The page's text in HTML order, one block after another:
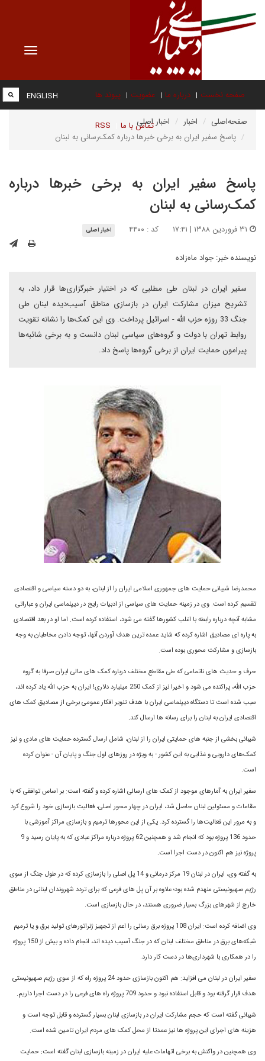
Toggle
صفحه نخست درباره ما عضویت پیوند ها
تماس با ما RSS
ENGLISH
صفحه‌اصلی اخبار
اخبار اصلی
پاسخ سفیر ایران به برخی خبرها درباره کمک‌رسانی به لبنان
پاسخ سفیر ایران به برخی خبرها درباره
کمک‌رسانی به لبنان
کد : ۴۴۰۰ اخبار اصلی
نویسنده خبر: جواد ماه‌زاده
سفير ايران در لبنان طی مطلبی که در اختیار خبرگزاری‌ها قرار داد، به
تشريح میزان مشارکت ايران در بازسازى مناطق آسيب‌ديده لبنان طی
جنگ 33 روزه حزب الله - اسرائیل پرداخت. وی این کمک‌ها را نشانه تقويت
روابط تهران با دولت و گروه‌هاى سياسى لبنان دانست و به برخی شائبه‌ها
پیرامون حمایت ایران از برخی گروه‌ها پاسخ داد.
محمدرضا شیبانی حمایت های جمهوری اسلامی ایران را از لبنان، به دو دسته سیاسی و اقتصادی
تقسیم کرده است. وی در زمینه حمایت های سیاسی از ادبیات رایج در دیپلماسی ایران و عباراتی
مشابه آنچه درباره رابطه با اغلب کشورها گفته می شود، استفاده کرده است. اما او در بعد اقتصادی
به پاره ای مصادیق اشاره کرده که شاید عمده ترین هدف آوردن آنها، توجه دادن مخاطبان به وجه
بازسازی و مشارکت محوری بوده است.
حرف و حدیث های ناتمامی که طی مقاطع مختلف درباره کمک های مالی ایران صرفا به گروه
حزب الله، پراکنده می شود و اخیرا نیز از کمک 250 میلیارد دلاری! ایران به حزب الله یاد کرده اند،
سبب شده است تا دستگاه دیپلماسی ایران با هدف تنویر افکار عمومی برخی از مصادیق کمک های
اقتصادی ایران به لبنان را برای رسانه ها ارسال کند.
شیبانی بخشی از جنبه های حمايتى ايران را از لبنان، شامل ارسال گسترده حمايت هاى مادى و نیز
کمک‌هاى دارويى و غذايى به این کشور - به ويژه در روزهاى اول جنگ و پايان آن - عنوان کرده
است.
سفير ايران به آمارهاى موجود از کمک‌ هاى ارسالی اشاره کرده و گفته است: بر اساس توافقى که با
مقامات و مسئولين لبنان حاصل شد، ايران در چهار محور اصلى، فعاليت بازسازى خود را شروع کرد
و به مرور اين فعاليت‌ها را گسترده کرد. يکى از اين محورها ترميم و بازسازى مراکز آموزشى با
حدود 136 پروژه بود که انجام شد و همچنين 62 پروژه درباره مراکز عبادى که به پايان رسيد و 9
پروژه نيز هم اکنون در دست اجرا است.
به گفته وی، ايران در لبنان 19 مرکز درمانى و 14 پل اصلى را بازسازى کرده که در طول جنگ از سوى
رژيم صهيونيستى منهدم شده بود؛ علاوه بر آن پل ‌هاى فرعى که براى تردد شهروندان لبنانى در مناطق
خارج از شهرهاى بزرگ بسيار ضرورى هستند، در حال بازسازى است.
وى اضافه کرده است: ايران 108 پروژه برق رسانى را اعم از تجهيز ژنراتورهاى توليد برق و يا ترميم
شبکه‌هاى برق در مناطق مختلف لبنان که در جنگ آسيب ديده اند، انجام داده و بيش از 150 پروژه
را در همکارى با شهردارى‌ها در دست کار دارد.
سفير ايران در لبنان می افزاید: هم اکنون بازسازى حدود 24 پروژه راه که از سوى رژيم صهيونيستى
هدف قرار گرفته بود و قابل استفاده نبود و حدود 709 پروژه راه هاى فرعى را در دست اجرا داريم.
شيبانى گفته است که حجم مشارکت ايران در بازسازى لبنان بسيار گسترده و قابل توجه است و
هزينه‌ هاى اجراى اين پروژه ‌ها نيز عمدتا از محل کمک هاى مردم ايران تامين شده است.
وى همچنین در واکنش به برخى اتهامات عليه ايران در زمينه بازسازى لبنان گفته است: حمايت‌